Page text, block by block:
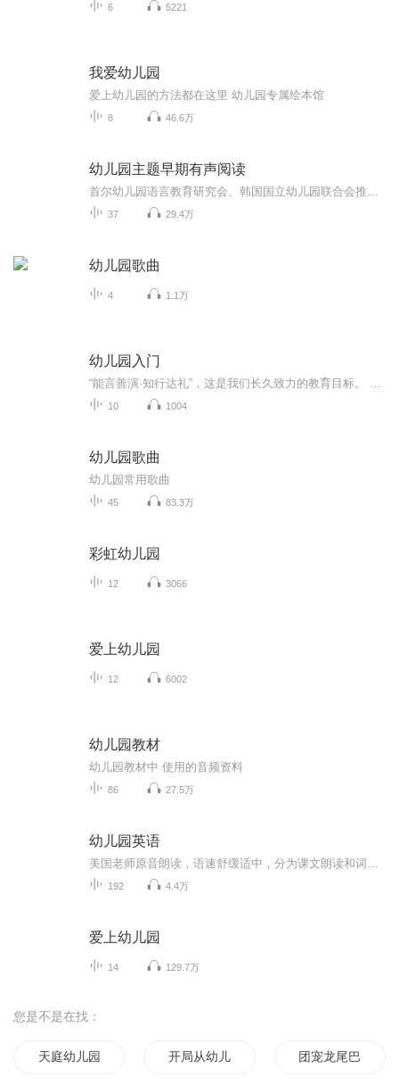
6 5221
我爱幼儿园
爱上幼儿园的方法都在这里 幼儿园专属绘本馆
8 46.6万
幼儿园主题早期有声阅读
37 29.4万
幼儿园歌曲
4 1.1万
幼儿园入门
10 1004
幼儿园歌曲
幼儿园常用歌曲
45 83.3万
彩虹幼儿园
12 3066
爱上幼儿园
12 6002
幼儿园教材
幼儿园教材中 使用的音频资料
86 27.5万
幼儿园英语
192 4.4万
爱上幼儿园
14 129.7万
您是不是在找：
天庭幼儿园 开局从幼儿园开始 团宠龙尾巴上幼